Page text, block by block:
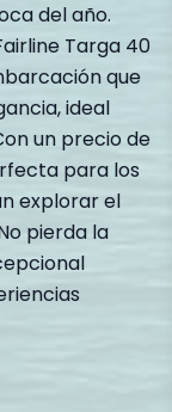
del año.
Targa 40
que
ideal
un precio de
para los
explorar el
pierda la